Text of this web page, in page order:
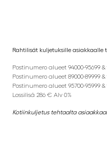
Rahtilisät kuljetuksille asiakkaalle
Postinumero alueet 94000-95699 &
Postinumero alueet 89000-89999 &
Postinumero alueet 95700-95999 &
Lossilisä 286 € Alv 0%
Kotiinkuljetus tehtaalta